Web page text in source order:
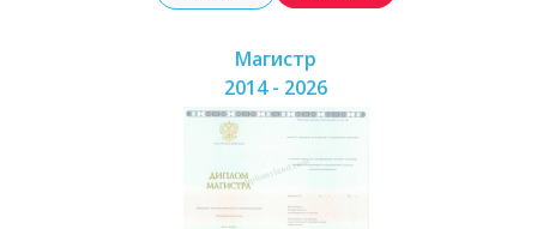
Магистр
2014 - 2026